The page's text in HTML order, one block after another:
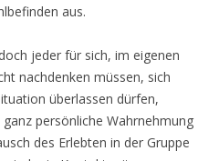
aus.
jeder für sich, im eigenen
nachdenken müssen, sich
überlassen dürfen,
persönliche Wahrnehmung
des Erlebten in der Gruppe